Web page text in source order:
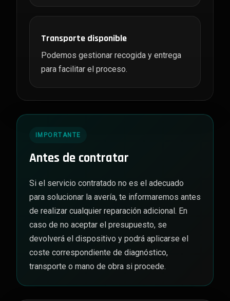
Transporte disponible
Podemos gestionar recogida y entrega
para facilitar el proceso.
IMPORTANTE
Antes de contratar
Si el servicio contratado no es el adecuado
para solucionar la avería, te informaremos antes
de realizar cualquier reparación adicional. En
caso de no aceptar el presupuesto, se
devolverá el dispositivo y podrá aplicarse el
coste correspondiente de diagnóstico,
transporte o mano de obra si procede.